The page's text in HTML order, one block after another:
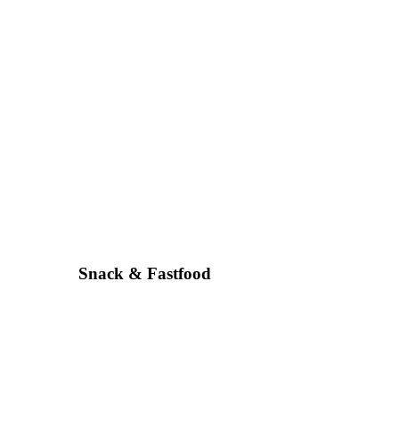
Snack & Fastfood